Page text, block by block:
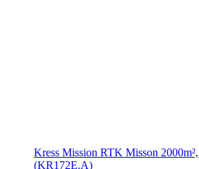
Kress Mission RTK Misson
(KR172E.A)